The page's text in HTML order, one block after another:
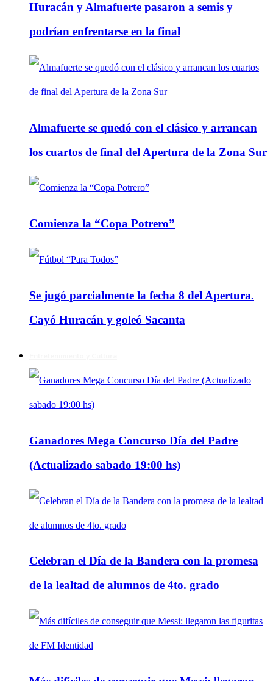
Huracán y Almafuerte pasaron a semis y
podrían enfrentarse en la final
Almafuerte se quedó con el clásico y arrancan
los cuartos de final del Apertura de la Zona Sur
Comienza la “Copa Potrero”
Se jugó parcialmente la fecha 8 del Apertura.
Cayó Huracán y goleó Sacanta
Ganadores Mega Concurso Día del Padre
(Actualizado sabado 19:00 hs)
Celebran el Día de la Bandera con la promesa
de la lealtad de alumnos de 4to. grado